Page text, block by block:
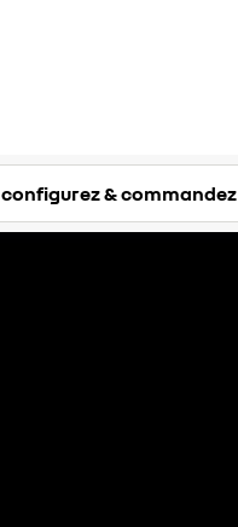
configurez & commandez